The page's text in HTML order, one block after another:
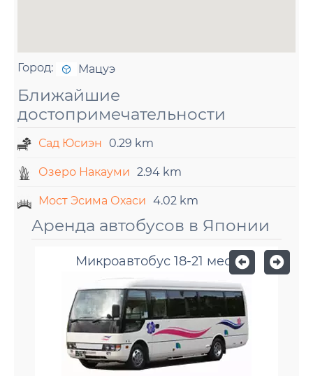
Город: Мацуэ
Ближайшие
достопримечательности
Сад Юсиэн 0.29 km
Озеро Накауми 2.94 km
Мост Эсима Охаси 4.02 km
Аренда автобусов в Японии
Микроавтобус 18-21 мест